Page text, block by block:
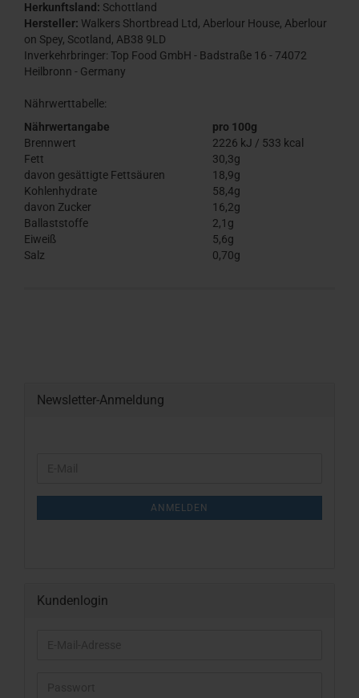
Herkunftsland: Schottland
Hersteller: Walkers Shortbread Ltd, Aberlour House, Aberlour
on Spey, Scotland, AB38 9LD
Inverkehrbringer: Top Food GmbH - Badstraße 16 - 74072
Heilbronn - Germany
Nährwerttabelle:
Nährwertangabe
pro 100g
Brennwert
2226 kJ / 533 kcal
Fett
30,3g
davon gesättigte Fettsäuren
18,9g
Kohlenhydrate
58,4g
davon Zucker
16,2g
Ballaststoffe
2,1g
Eiweiß
5,6g
Salz
0,70g
Newsletter-Anmeldung
NEWSLETTER-
ANMELDEN
Kundenlogin